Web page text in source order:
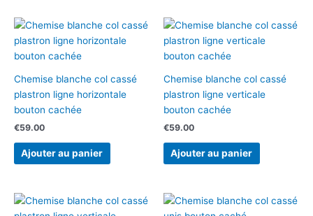
Chemise blanche col cassé
plastron ligne horizontale
bouton cachée
€59.00
Ajouter au panier
Chemise blanche col cassé
plastron ligne verticale
bouton cachée
€59.00
Ajouter au panier